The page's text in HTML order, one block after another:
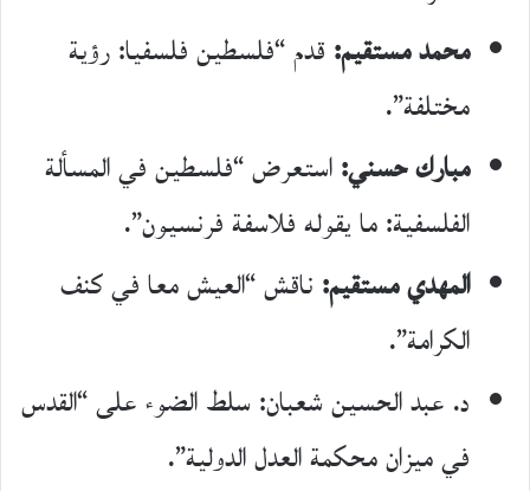
محمد مستقيم:قدم “فلسطين فلسفيا: رؤية
مختلفة”.
مبارك حسني:استعرض “فلسطين في المسألة
الفلسفية: ما يقوله فلاسفة فرنسيون”.
المهدي مستقيم:ناقش “العيش معا في كنف
الكرامة”.
د. عبد الحسين شعبان: سلط الضوء على “القدس
في ميزان محكمة العدل الدولية”.